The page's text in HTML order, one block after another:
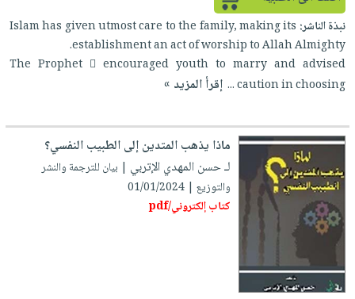
نبذة الناشر: Islam has given utmost care to the family, making its
establishment an act of worship to Allah Almighty.
The Prophet  encouraged youth to marry and advised
caution in choosing ...
إقرأ المزيد »
ماذا يذهب المتدين إلى الطبيب النفسي؟
لـ حسن المهدي الإتربي | بيان للترجمة والنشر
والتوزيع | 01/01/2024
كتاب إلكتروني/pdf